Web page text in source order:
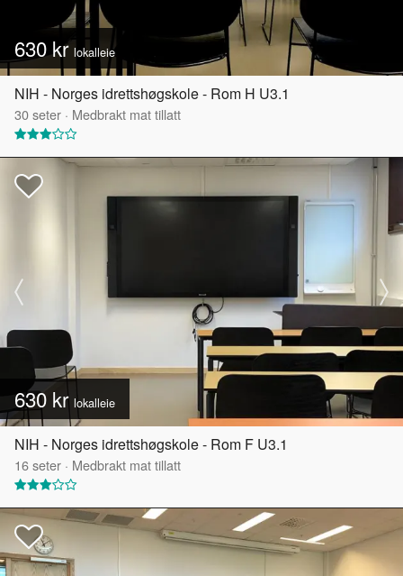
630 krlokalleie
NIH - Norges idrettshøgskole - Rom H U3.1
30seter · Medbrakt mat tillatt
630 kr lokalleie
NIH - Norges idrettshøgskole - Rom F U3.1
16seter · Medbrakt mat tillatt